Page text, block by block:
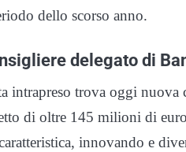
dello scorso anno.
delegato di
intrapreso trova oggi
di oltre 145 milioni di
innovando e